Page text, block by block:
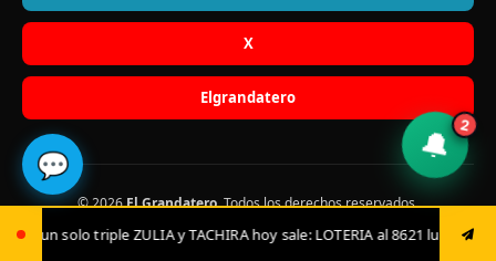
hoy sale: LOTERIA al 8621 luego envía ya: ANIMAL al 8621
X
Elgrandatero
© 2026El Grandatero. Todos los derechos reservados.
responsabilidad.
🔔
2
💬